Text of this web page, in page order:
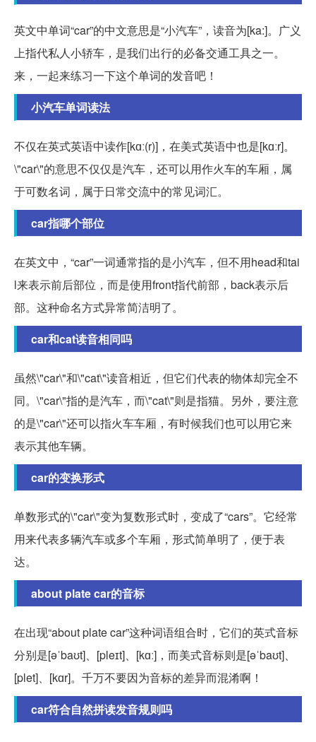
英文中单词“car”的中文意思是“小汽车”，读音为[ka:]。广义
上指代私人小轿车，是我们出行的必备交通工具之一。
来，一起来练习一下这个单词的发音吧！
小汽车单词读法
不仅在英式英语中读作[kɑː(r)]，在美式英语中也是[kɑːr]。
\"car\"的意思不仅仅是汽车，还可以用作火车的车厢，属
于可数名词，属于日常交流中的常见词汇。
car指哪个部位
在英文中，“car”一词通常指的是小汽车，但不用head和tai
l来表示前后部位，而是使用front指代前部，back表示后
部。这种命名方式异常简洁明了。
car和cat读音相同吗
虽然\"car\"和\"cat\"读音相近，但它们代表的物体却完全不
同。\"car\"指的是汽车，而\"cat\"则是指猫。另外，要注意
的是\"car\"还可以指火车车厢，有时候我们也可以用它来
表示其他车辆。
car的变换形式
单数形式的\"car\"变为复数形式时，变成了“cars”。它经常
用来代表多辆汽车或多个车厢，形式简单明了，便于表
达。
about plate car的音标
在出现“about plate car”这种词语组合时，它们的英式音标
分别是[əˈbaʊt]、[pleɪt]、[kɑː]，而美式音标则是[əˈbaʊt]、
[plet]、[kɑr]。千万不要因为音标的差异而混淆啊！
car符合自然拼读发音规则吗